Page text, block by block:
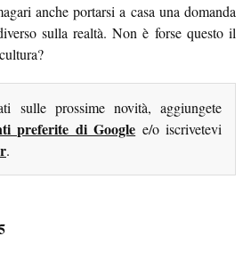
anche portarsi a casa una domanda
sulla realtà. Non è forse questo il
sulle prossime novità, aggiungete
preferite di Google e/o iscrivetevi
.